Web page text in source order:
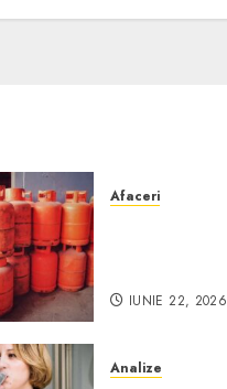
Afaceri
IUNIE 22, 2026
Analize